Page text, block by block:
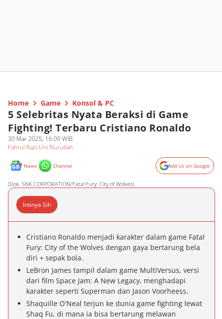
Home Game Konsol & PC
5 Selebritas Nyata Beraksi di Game
Fighting! Terbaru Cristiano Ronaldo
30 Mar 2025, 16:00 WIB
Fahrul Razi Uni Nurullah
News Channel Add Us on Google
(Dok. SNK CORPORATION/Fatal Fury: City of Wolves)
Intinya Sih
Cristiano Ronaldo menjadi karakter dalam game Fatal
Fury: City of the Wolves dengan gaya bertarung bela
diri + sepak bola.
LeBron James tampil dalam game MultiVersus, versi
dari film Space Jam: A New Legacy, menghadapi
karakter seperti Superman dan Jason Voorheess.
Shaquille O'Neal terjun ke dunia game fighting lewat
Shaq Fu, di mana ia bisa bertarung melawan